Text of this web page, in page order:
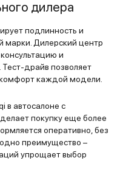
дилера
подлинность и
марки. Дилерский центр
и
драйв позволяет
каждой модели.
в автосалоне с
покупку еще более
оперативно, без
преимущество –
упрощает выбор